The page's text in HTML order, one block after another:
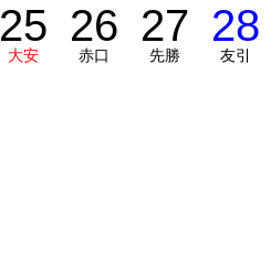
25
大安
26
赤口
27
先勝
28
友引